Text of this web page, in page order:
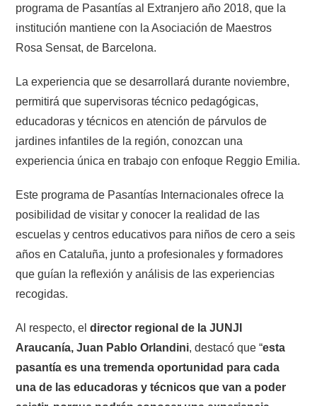
programa de Pasantías al Extranjero año 2018, que la
institución mantiene con la Asociación de Maestros
Rosa Sensat, de Barcelona.
La experiencia que se desarrollará durante noviembre,
permitirá que supervisoras técnico pedagógicas,
educadoras y técnicos en atención de párvulos de
jardines infantiles de la región, conozcan una
experiencia única en trabajo con enfoque Reggio Emilia.
Este programa de Pasantías Internacionales ofrece la
posibilidad de visitar y conocer la realidad de las
escuelas y centros educativos para niños de cero a seis
años en Cataluña, junto a profesionales y formadores
que guían la reflexión y análisis de las experiencias
recogidas.
Al respecto, eldirector regional de la JUNJI
Araucanía, Juan Pablo Orlandini, destacó que “esta
pasantía es una tremenda oportunidad para cada
una de las educadoras y técnicos que van a poder